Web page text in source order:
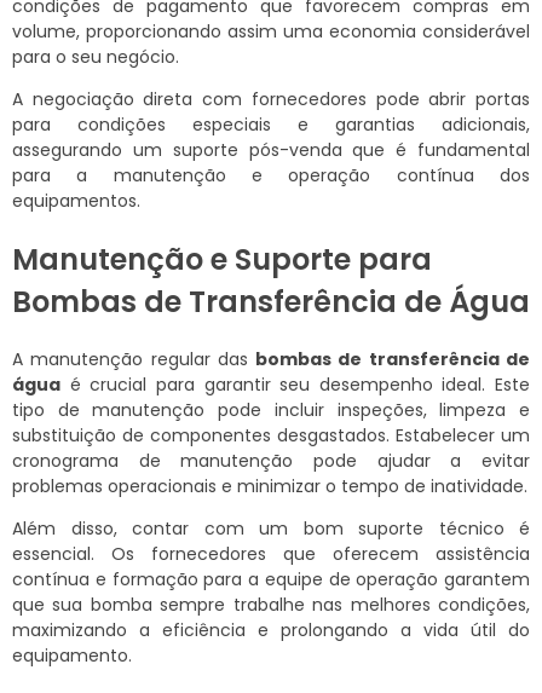
condições de pagamento que favorecem compras em
volume, proporcionando assim uma economia considerável
para o seu negócio.
A negociação direta com fornecedores pode abrir portas
para condições especiais e garantias adicionais,
assegurando um suporte pós-venda que é fundamental
para a manutenção e operação contínua dos
equipamentos.
Manutenção e Suporte para
Bombas de Transferência de Água
A manutenção regular das bombas de transferência de
água é crucial para garantir seu desempenho ideal. Este
tipo de manutenção pode incluir inspeções, limpeza e
substituição de componentes desgastados. Estabelecer um
cronograma de manutenção pode ajudar a evitar
problemas operacionais e minimizar o tempo de inatividade.
Além disso, contar com um bom suporte técnico é
essencial. Os fornecedores que oferecem assistência
contínua e formação para a equipe de operação garantem
que sua bomba sempre trabalhe nas melhores condições,
maximizando a eficiência e prolongando a vida útil do
equipamento.